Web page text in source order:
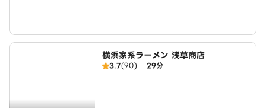
横浜家系ラーメン 浅草商店
3.7(90) 29分